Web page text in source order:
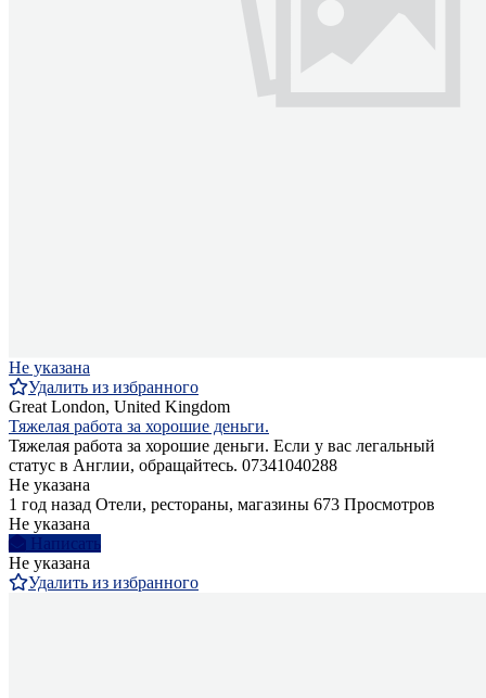
Не указана
Удалить из избранного
Great London, United Kingdom
Тяжелая работа за хорошие деньги.
Тяжелая работа за хорошие деньги. Если у вас легальный
статус в Англии, обращайтесь. 07341040288
Не указана
1 год назад Отели, рестораны, магазины 673 Просмотров
Не указана
Написать
Не указана
Удалить из избранного